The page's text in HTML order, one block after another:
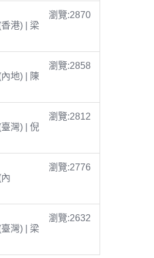
瀏覽:2870
港) | 梁
瀏覽:2858
地) | 陳
瀏覽:2812
灣) | 倪
瀏覽:2776
瀏覽:2632
灣) | 梁